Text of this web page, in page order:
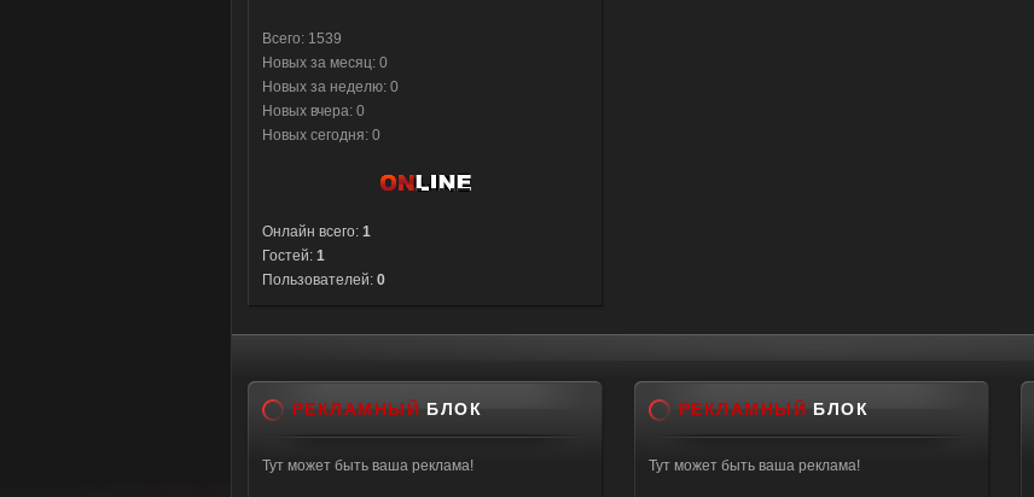
Всего: 1539
Новых за месяц: 0
Новых за неделю: 0
Новых вчера: 0
Новых сегодня: 0
Онлайн всего: 1
Гостей: 1
Пользователей: 0
РЕКЛАМНЫЙ БЛОК
Тут может быть ваша реклама!
РЕКЛАМНЫЙ БЛОК
Тут может быть ваша реклама!